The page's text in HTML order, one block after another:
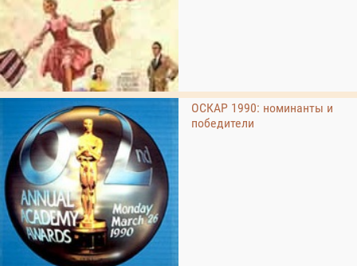
ОСКАР 1990: номинанты и
победители